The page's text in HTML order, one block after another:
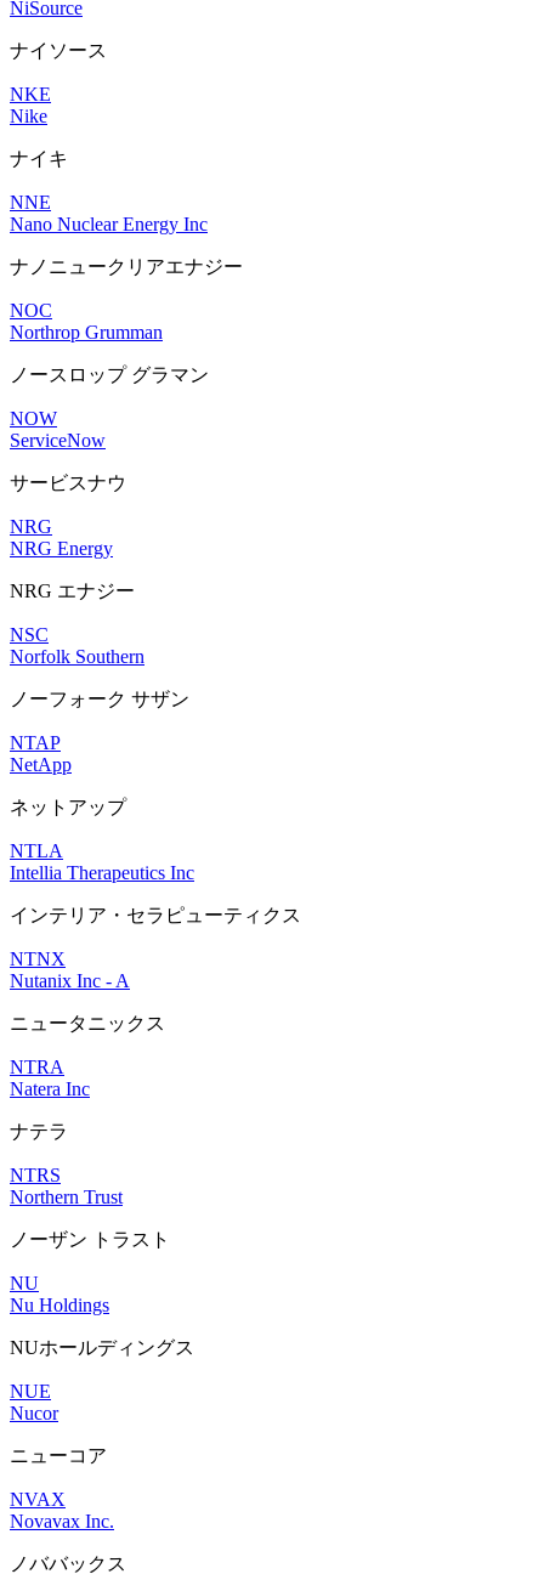
NiSource
ナイソース
NKE
Nike
ナイキ
NNE
Nano Nuclear Energy Inc
ナノニュークリアエナジー
NOC
Northrop Grumman
ノースロップ グラマン
NOW
ServiceNow
サービスナウ
NRG
NRG Energy
NRG エナジー
NSC
Norfolk Southern
ノーフォーク サザン
NTAP
NetApp
ネットアップ
NTLA
Intellia Therapeutics Inc
インテリア・セラピューティクス
NTNX
Nutanix Inc - A
ニュータニックス
NTRA
Natera Inc
ナテラ
NTRS
Northern Trust
ノーザン トラスト
NU
Nu Holdings
NUホールディングス
NUE
Nucor
ニューコア
NVAX
Novavax Inc.
ノババックス